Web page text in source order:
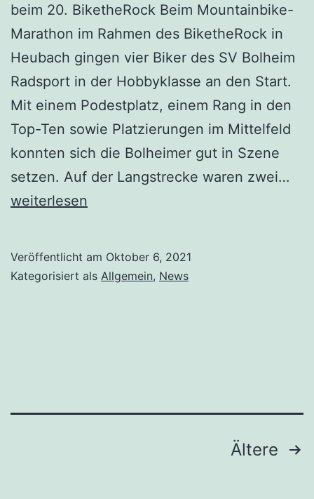
beim 20. BiketheRock Beim Mountainbike-
Marathon im Rahmen des BiketheRock in
Heubach gingen vier Biker des SV Bolheim
Radsport in der Hobbyklasse an den Start.
Mit einem Podestplatz, einem Rang in den
Top-Ten sowie Platzierungen im Mittelfeld
konnten sich die Bolheimer gut in Szene
setzen. Auf der Langstrecke waren zwei…
weiterlesen
Veröffentlicht am Oktober 6, 2021
Kategorisiert als Allgemein, News
Ältere